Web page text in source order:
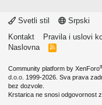
Svetli stil
Srpski
Kontakt
Pravila i uslovi
Naslovna
R
Community platform by XenForo
d.o.o. 1999-2026. Sva prava
bez dozvole.
Krstarica ne snosi odgovornost